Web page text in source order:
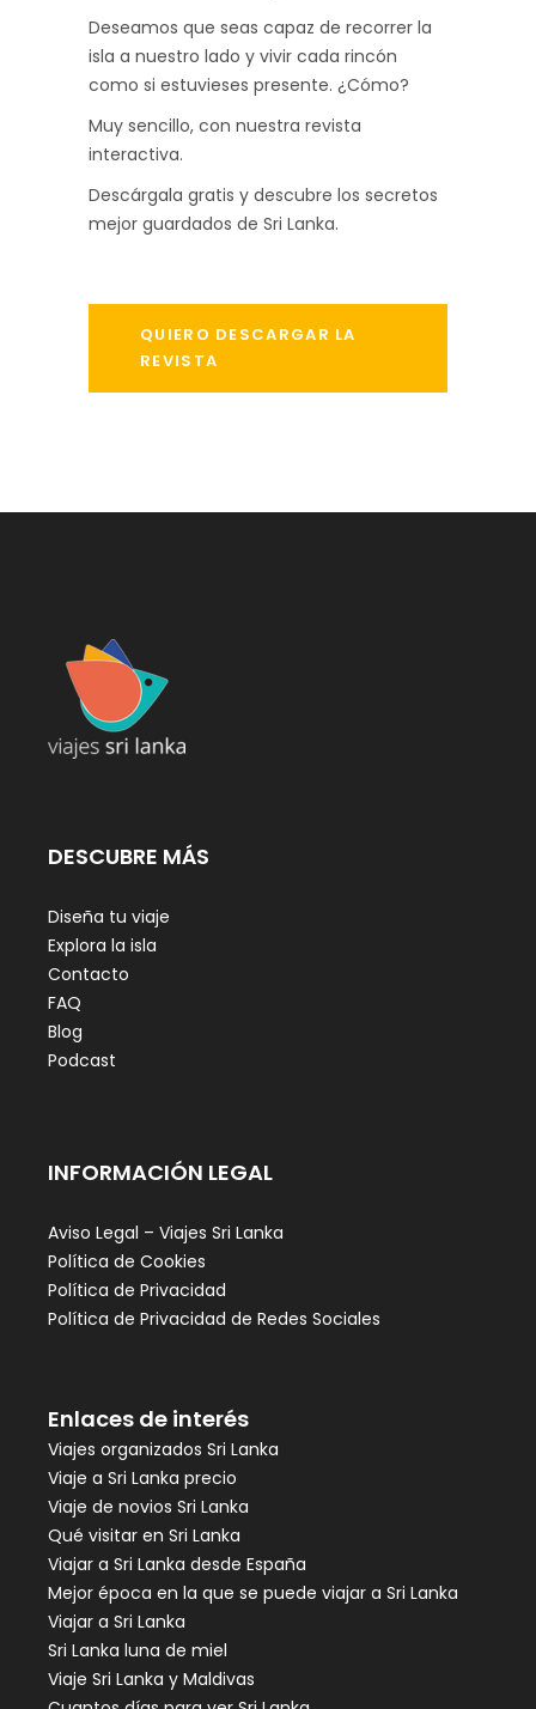
Deseamos que seas capaz de recorrer la
isla a nuestro lado y vivir cada rincón
como si estuvieses presente. ¿Cómo?
Muy sencillo, con nuestra revista
interactiva.
Descárgala gratis y descubre los secretos
mejor guardados de Sri Lanka.
QUIERO DESCARGAR LA
REVISTA
DESCUBRE MÁS
Diseña tu viaje
Explora la isla
Contacto
FAQ
Blog
Podcast
INFORMACIÓN LEGAL
Aviso Legal – Viajes Sri Lanka
Política de Cookies
Política de Privacidad
Política de Privacidad de Redes Sociales
Enlaces de interés
Viajes organizados Sri Lanka
Viaje a Sri Lanka precio
Viaje de novios Sri Lanka
Qué visitar en Sri Lanka
Viajar a Sri Lanka desde España
Mejor época en la que se puede viajar a Sri Lanka
Viajar a Sri Lanka
Sri Lanka luna de miel
Viaje Sri Lanka y Maldivas